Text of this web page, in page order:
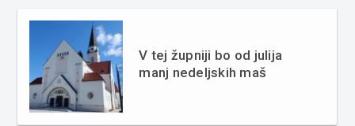
V tej župniji bo od julija
manj nedeljskih maš